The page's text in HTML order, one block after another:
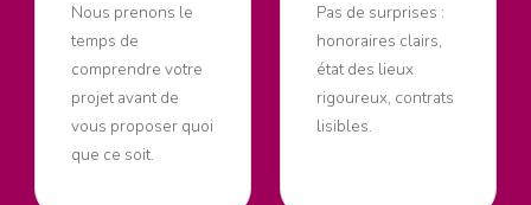
Nous prenons le
temps de
comprendre votre
projet avant de
vous proposer quoi
que ce soit.
Pas de surprises :
honoraires clairs,
état des lieux
rigoureux, contrats
lisibles.